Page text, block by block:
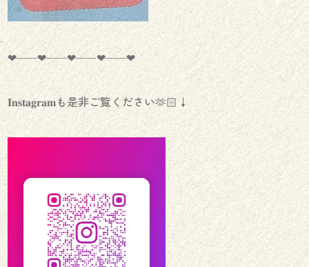
‪‪❤︎‬┈┈┈‪‪❤︎‬┈┈┈‪‪❤︎‬┈┈┈‪‪❤︎‬┈┈┈‪‪❤︎‬
𝐈𝐧𝐬𝐭𝐚𝐠𝐫𝐚𝐦も是非ご覧ください‪🫶🏻️↓